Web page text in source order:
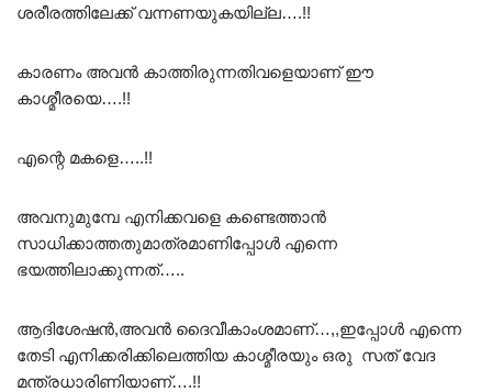
ശരീരത്തിലേക്ക് വന്നണയുകയില്ല….!!
കാരണം അവൻ കാത്തിരുന്നതിവളെയാണ് ഈ
കാശ്മീരയെ….!!
എന്റെ മകളെ…..!!
അവനുമുമ്പേ എനിക്കവളെ കണ്ടെത്താൻ
സാധിക്കാത്തതുമാത്രമാണിപ്പോൾ എന്നെ
ഭയത്തിലാക്കുന്നത്…..
ആദിശേഷൻ,അവൻ ദൈവീകാംശമാണ്…,,ഇപ്പോൾ എന്നെ
തേടി എനിക്കരിക്കിലെത്തിയ കാശ്മീരയും ഒരു സത് വേദ
മന്ത്രധാരിണിയാണ്….!!